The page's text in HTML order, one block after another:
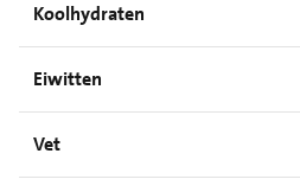
Koolhydraten
Eiwitten
Vet